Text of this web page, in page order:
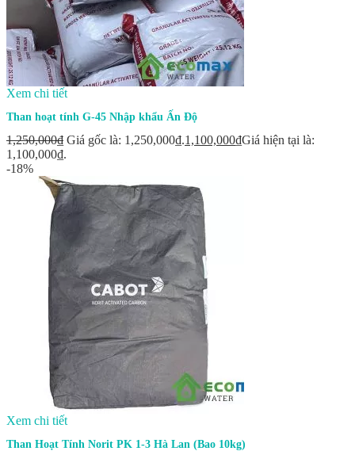
Xem chi tiết
Than hoạt tính G-45 Nhập khẩu Ấn Độ
1,250,000₫ Giá gốc là: 1,250,000₫.1,100,000₫Giá hiện tại là:
1,100,000₫.
-18%
Xem chi tiết
Than Hoạt Tính Norit PK 1-3 Hà Lan (Bao 10kg)